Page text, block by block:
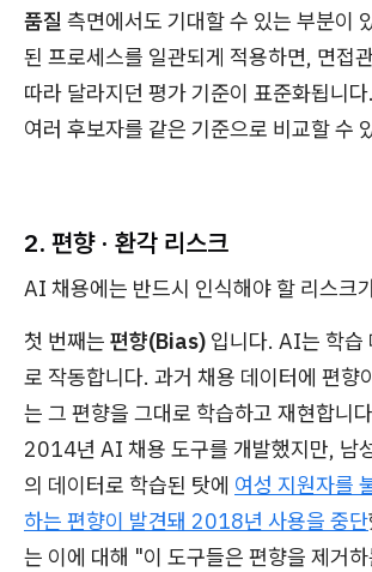
품질 측면에서도 기대할 수 있는 부분이
된 프로세스를 일관되게 적용하면, 면접
따라 달라지던 평가 기준이 표준화됩니
여러 후보자를 같은 기준으로 비교할 수
2. 편향 · 환각 리스크
AI 채용에는 반드시 인식해야 할 리스크
첫 번째는 편향(Bias) 입니다. AI는 학습
로 작동합니다. 과거 채용 데이터에 편향
는 그 편향을 그대로 학습하고 재현합니
2014년 AI 채용 도구를 개발했지만, 남
의 데이터로 학습된 탓에 여성 지원자를
하는 편향이 발견돼 2018년 사용을 중단
는 이에 대해 "이 도구들은 편향을 제거